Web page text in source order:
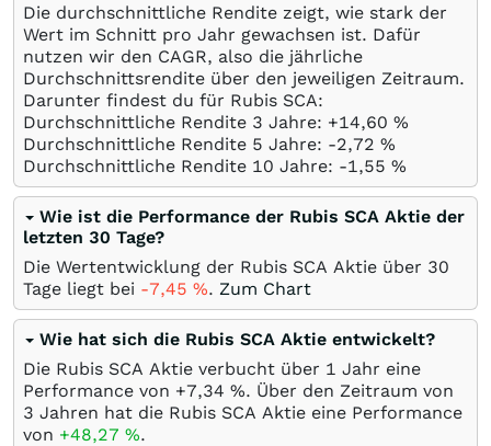
Die durchschnittliche Rendite zeigt, wie stark der
Wert im Schnitt pro Jahr gewachsen ist. Dafür
nutzen wir den CAGR, also die jährliche
Durchschnittsrendite über den jeweiligen Zeitraum.
Darunter findest du für Rubis SCA:
Durchschnittliche Rendite 3 Jahre: +14,60 %
Durchschnittliche Rendite 5 Jahre: -2,72 %
Durchschnittliche Rendite 10 Jahre: -1,55 %
Wie ist die Performance der Rubis SCA Aktie der
letzten 30 Tage?
Die Wertentwicklung der Rubis SCA Aktie über 30
Tage liegt bei -7,45 %. Zum Chart
Wie hat sich die Rubis SCA Aktie entwickelt?
Die Rubis SCA Aktie verbucht über 1 Jahr eine
Performance von +7,34 %. Über den Zeitraum von
3 Jahren hat die Rubis SCA Aktie eine Performance
von +48,27 %.